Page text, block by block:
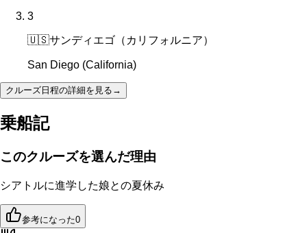
3
🇺🇸サンディエゴ（カリフォルニア）
San Diego (California)
クルーズ日程の詳細を見る →
乗船記
このクルーズを選んだ理由
シアトルに進学した娘との夏休み
参考になった0